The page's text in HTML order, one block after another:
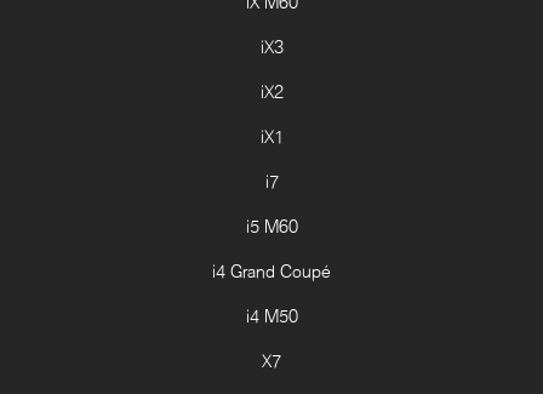
iX3
iX2
iX1
i7
i5 M60
i4 Grand Coupé
i4 M50
X7